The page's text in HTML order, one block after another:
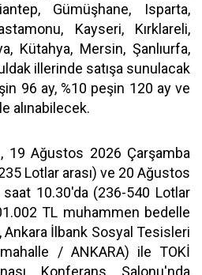
Gümüşhane, Isparta,
Kayseri, Kırklareli,
Kütahya, Mersin, Şanlıurfa,
illerinde satışa sunulacak
96 ay, %10 peşin 120 ay ve
alınabilecek.
19 Ağustos 2026 Çarşamba
Lotlar arası) ve 20 Ağustos
10.30'da (236-540 Lotlar
TL muhammen bedelle
Ankara İlbank Sosyal Tesisleri
/ ANKARA) ile TOKİ
Konferans Salonu'nda